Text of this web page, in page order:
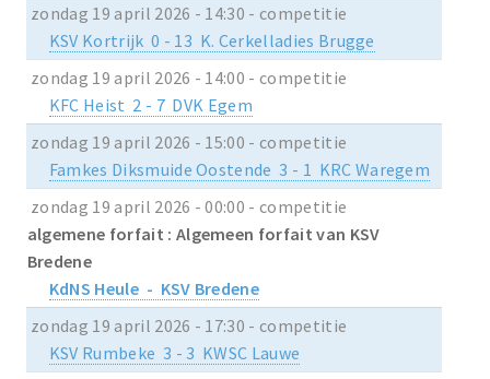
zondag 19 april 2026 - 14:30 - competitie
KSV Kortrijk 0 - 13 K. Cerkelladies Brugge
zondag 19 april 2026 - 14:00 - competitie
KFC Heist 2 - 7 DVK Egem
zondag 19 april 2026 - 15:00 - competitie
Famkes Diksmuide Oostende 3 - 1 KRC Waregem
zondag 19 april 2026 - 00:00 - competitie
algemene forfait : Algemeen forfait van KSV
Bredene
KdNS Heule - KSV Bredene
zondag 19 april 2026 - 17:30 - competitie
KSV Rumbeke 3 - 3 KWSC Lauwe